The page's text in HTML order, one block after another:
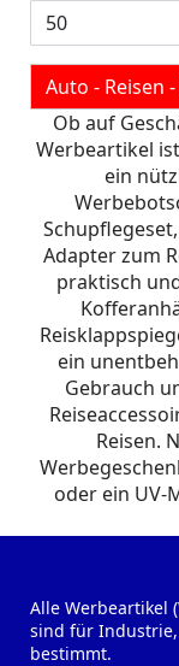
Auto - Reisen
Ob auf
Werbeartikel
ein
Adapter zum
praktisch
ein
Gebrauch
Reisen.
oder ein UV-
Alle Werbeartikel
sind für Industrie,
bestimmt.